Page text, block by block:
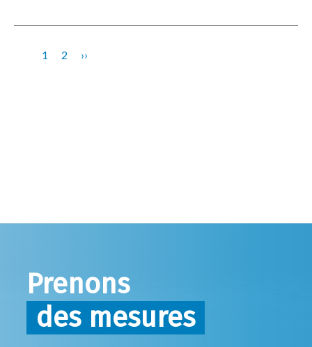
Pagination
Page
1 Page
2
Page
››
Prenons
des mesures